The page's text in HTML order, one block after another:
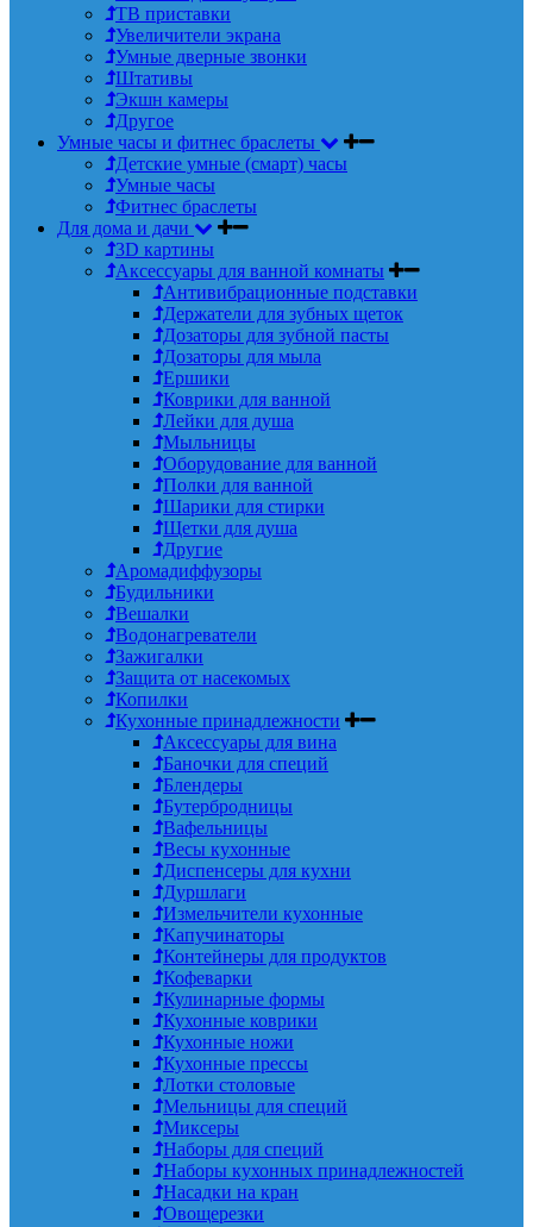
ТВ приставки
Увеличители экрана
Умные дверные звонки
Штативы
Экшн камеры
Другое
Умные часы и фитнес браслеты
Детские умные (смарт) часы
Умные часы
Фитнес браслеты
Для дома и дачи
3D картины
Аксессуары для ванной комнаты
Антивибрационные подставки
Держатели для зубных щеток
Дозаторы для зубной пасты
Дозаторы для мыла
Ершики
Коврики для ванной
Лейки для душа
Мыльницы
Оборудование для ванной
Полки для ванной
Шарики для стирки
Щетки для душа
Другие
Аромадиффузоры
Будильники
Вешалки
Водонагреватели
Зажигалки
Защита от насекомых
Копилки
Кухонные принадлежности
Аксессуары для вина
Баночки для специй
Блендеры
Бутербродницы
Вафельницы
Весы кухонные
Диспенсеры для кухни
Дуршлаги
Измельчители кухонные
Капучинаторы
Контейнеры для продуктов
Кофеварки
Кулинарные формы
Кухонные коврики
Кухонные ножи
Кухонные прессы
Лотки столовые
Мельницы для специй
Миксеры
Наборы для специй
Наборы кухонных принадлежностей
Насадки на кран
Овощерезки